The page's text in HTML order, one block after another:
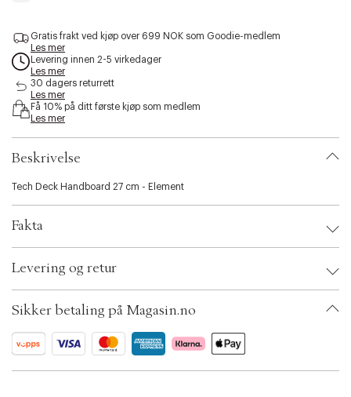
c
c
e
s
s
i
i
l
t
v
i
i
n
.
Gratis frakt ved kjøp over 699 NOK som Goodie-medlem
Les mer
Levering innen 2-5 virkedager
Les mer
30 dagers returrett
Les mer
Få 10% på ditt første kjøp som medlem
Les mer
Beskrivelse
Tech Deck Handboard 27 cm - Element
Fakta
EAN: 681147089921
ID: BKJH24-0008
Levering og retur
Sikker betaling på Magasin.no